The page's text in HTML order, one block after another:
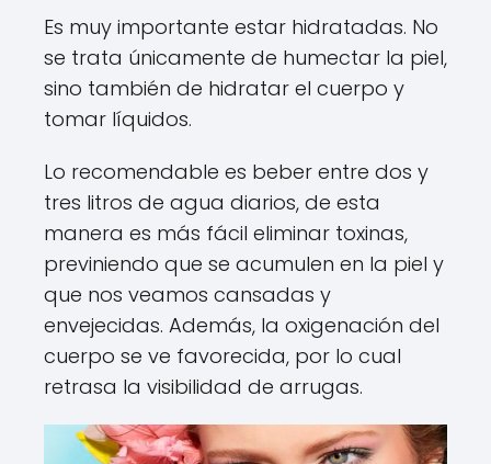
Es muy importante estar hidratadas. No
se trata únicamente de humectar la piel,
sino también de hidratar el cuerpo y
tomar líquidos.
Lo recomendable es beber entre dos y
tres litros de agua diarios, de esta
manera es más fácil eliminar toxinas,
previniendo que se acumulen en la piel y
que nos veamos cansadas y
envejecidas. Además, la oxigenación del
cuerpo se ve favorecida, por lo cual
retrasa la visibilidad de arrugas.